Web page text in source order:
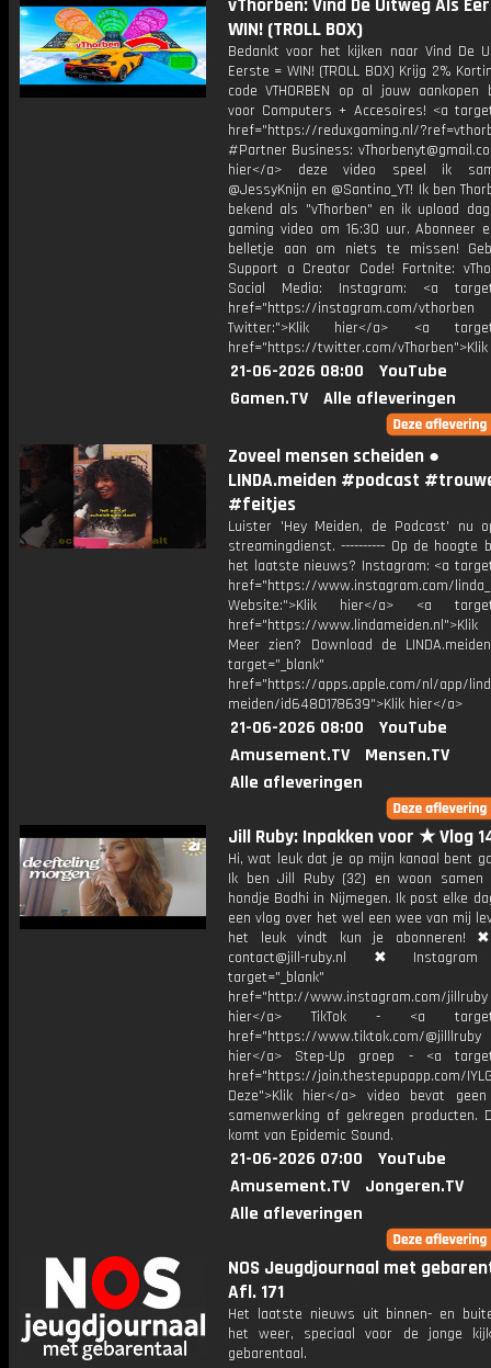
vThorben: Vind De Uitweg Als
WIN! (TROLL BOX)
Bedankt voor het kijken naar Vind De
Eerste = WIN! (TROLL BOX) Krijg 2%
code VTHORBEN op al jouw aankopen
voor Computers + Accesoires! <a
href="https://reduxgaming.nl/
#Partner Business:
hier</a> deze video speel ik
@JessyKnijn en @Santino_YT! Ik ben
bekend als "vThorben" en ik upload
gaming video om 16:30 uur. Abonneer
belletje aan om niets te missen!
Support a Creator Code! Fortnite:
Social Media: Instagram: <a
href="https://instagram.com/vthorben
Twitter:">Klik hier</a> <a
href="https://twitter.com/
21-06-2026 08:00
YouTube
Gamen.TV
Alle afleveringen
Zoveel mensen scheiden ●
LINDA.meiden #podcast
#feitjes
Luister 'Hey Meiden, de Podcast' nu
streamingdienst. ---------- Op de hoogte
het laatste nieuws? Instagram: <a
href="https://www.instagram.com/
Website:">Klik hier</a> <a
href="https://
Meer zien? Download de
target="_blank"
href="https://apps.apple.com/nl/app/
meiden/id6480178639">Klik hier</a>
21-06-2026 08:00
YouTube
Amusement.TV
Mensen.TV
Alle afleveringen
Jill Ruby: Inpakken voor ★ Vlog
Hi, wat leuk dat je op mijn kanaal bent
Ik ben Jill Ruby (32) en woon
hondje Bodhi in Nijmegen. Ik post elke
een vlog over het wel een wee van mij
het leuk vindt kun je abonneren!
contact@jill-ruby.nl ✖
target="_blank"
href="http://www.instagram.com/
hier</a> TikTok - <a
href="https://www.tiktok.com/
hier</a> Step-Up groep - <a
href="https://join.thestepupapp.com/
Deze">Klik hier</a> video bevat
samenwerking of gekregen producten.
komt van Epidemic Sound.
21-06-2026 07:00
YouTube
Amusement.TV
Jongeren.TV
Alle afleveringen
NOS Jeugdjournaal met
Afl. 171
Het laatste nieuws uit binnen- en
het weer, speciaal voor de jonge
gebarentaal.